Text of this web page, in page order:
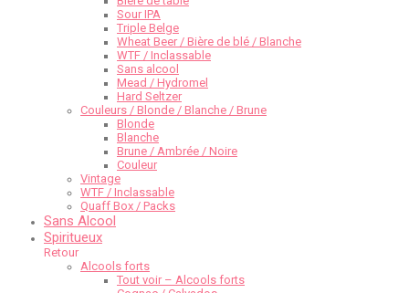
Sour IPA
Triple Belge
Wheat Beer / Bière de blé / Blanche
WTF / Inclassable
Sans alcool
Mead / Hydromel
Hard Seltzer
Couleurs / Blonde / Blanche / Brune
Blonde
Blanche
Brune / Ambrée / Noire
Couleur
Vintage
WTF / Inclassable
Quaff Box / Packs
Sans Alcool
Spiritueux
Retour
Alcools forts
Tout voir – Alcools forts